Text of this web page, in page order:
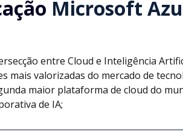
Microsoft
entre Cloud e Inteligência
mais valorizadas do mercado de
maior plataforma de cloud do
de IA;